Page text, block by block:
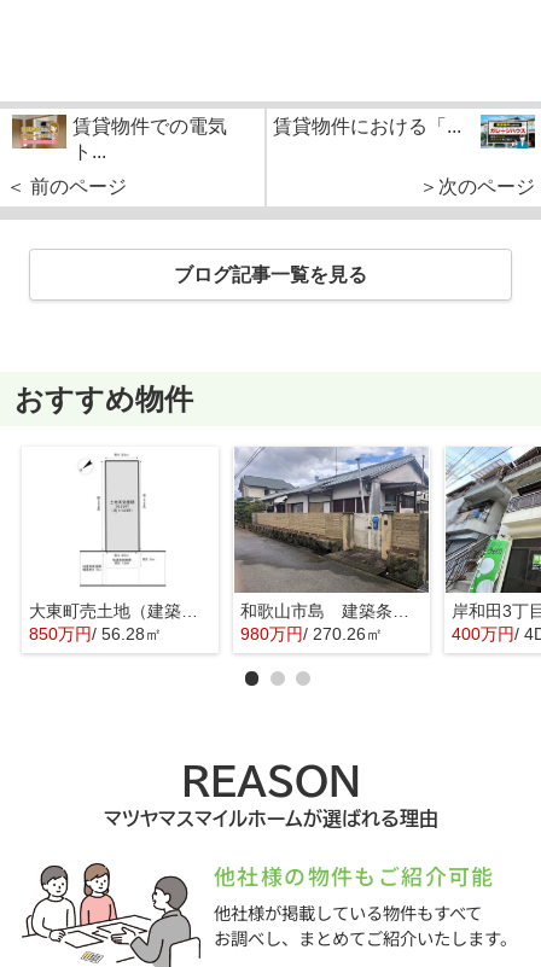
賃貸物件での電気
ト...
＜ 前のページ
賃貸物件における「...
＞次のページ
ブログ記事一覧を見る
おすすめ物件
大東町売土地（建築条件なし）
850万円/ 56.28㎡
980万円/ 270.26㎡
岸和田3丁
400万円/
REASON
マツヤマスマイルホームが選ばれる理由
他社様の物件もご紹介可能
他社様が掲載している物件もすべて
お調べし、まとめてご紹介いたします。